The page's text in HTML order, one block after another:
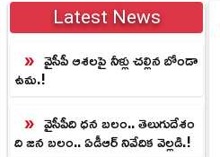
Latest News
వైసీపీ ఆశలపై నీళ్లు చల్లిన బోండా
ఉమ.!
వైసీపీది ధన బలం.. తెలుగుదేశం
ది జన బలం.. ఏడీఆర్ నివేదిక వెల్లడి.!